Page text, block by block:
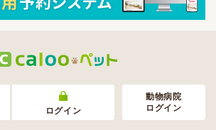
ログイン
動物病院
ログイン